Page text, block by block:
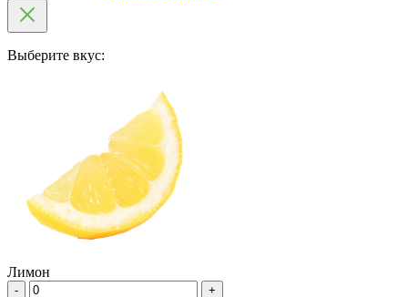
Выберите вкус:
Лимон
- +